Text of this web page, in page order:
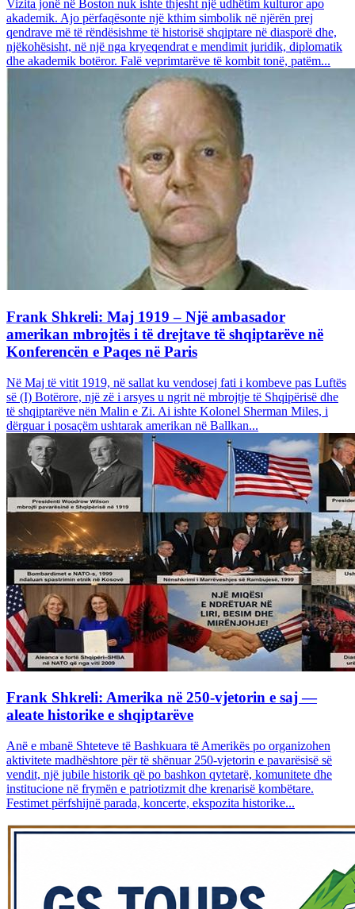
Vizita jonë në Boston nuk ishte thjesht një udhëtim kulturor apo
akademik. Ajo përfaqësonte një kthim simbolik në njërën prej
qendrave më të rëndësishme të historisë shqiptare në diasporë dhe,
njëkohësisht, në një nga kryeqendrat e mendimit juridik, diplomatik
dhe akademik botëror. Falë veprimtarëve të kombit tonë, patëm...
Frank Shkreli: Maj 1919 – Një ambasador
amerikan mbrojtës i të drejtave të shqiptarëve në
Konferencën e Paqes në Paris
Në Maj të vitit 1919, në sallat ku vendosej fati i kombeve pas Luftës
së (I) Botërore, një zë i arsyes u ngrit në mbrojtje të Shqipërisë dhe
të shqiptarëve nën Malin e Zi. Ai ishte Kolonel Sherman Miles, i
dërguar i posaçëm ushtarak amerikan në Ballkan...
Frank Shkreli: Amerika në 250-vjetorin e saj —
aleate historike e shqiptarëve
Anë e mbanë Shteteve të Bashkuara të Amerikës po organizohen
aktivitete madhështore për të shënuar 250-vjetorin e pavarësisë së
vendit, një jubile historik që po bashkon qytetarë, komunitete dhe
institucione në frymën e patriotizmit dhe krenarisë kombëtare.
Festimet përfshijnë parada, koncerte, ekspozita historike...